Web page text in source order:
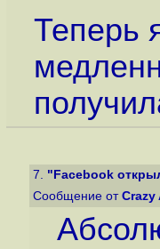
Теперь
7. "Facebook
Сообщение от Crazy